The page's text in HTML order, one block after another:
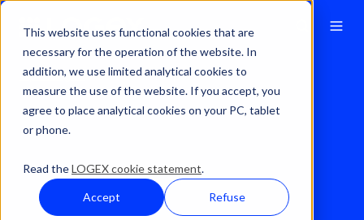
This website uses functional cookies that are
necessary for the operation of the website. In
addition, we use limited analytical cookies to
measure the use of the website. If you accept, you
agree to place analytical cookies on your PC, tablet
or phone.
Read theLOGEX cookie statement.
Accept Refuse
Oplossingen Service en support